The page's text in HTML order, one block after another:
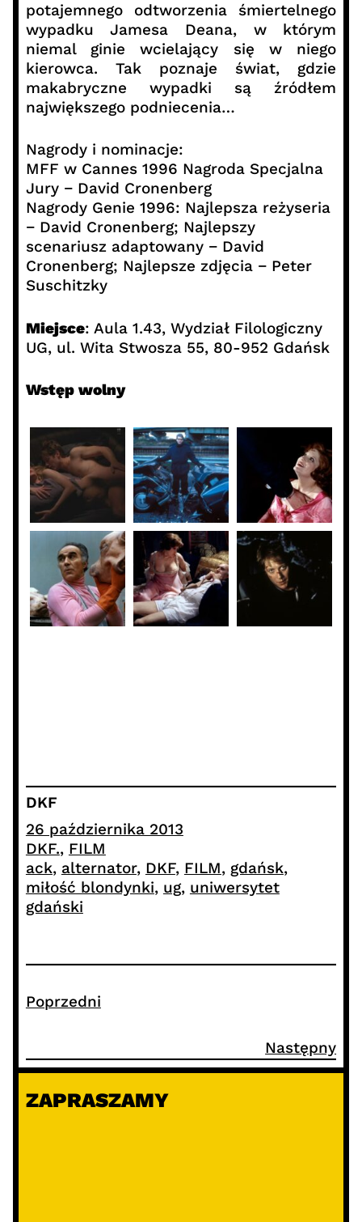
potajemnego odtworzenia śmiertelnego
wypadku Jamesa Deana, w którym
niemal ginie wcielający się w niego
kierowca. Tak poznaje świat, gdzie
makabryczne wypadki są źródłem
największego podniecenia…
Nagrody i nominacje:
MFF w Cannes 1996 Nagroda Specjalna
Jury − David Cronenberg
Nagrody Genie 1996: Najlepsza reżyseria
− David Cronenberg; Najlepszy
scenariusz adaptowany − David
Cronenberg; Najlepsze zdjęcia − Peter
Suschitzky
Miejsce: Aula 1.43, Wydział Filologiczny
UG, ul. Wita Stwosza 55, 80-952 Gdańsk
Wstęp wolny
DKF
26 października 2013
DKF., FILM
ack, alternator, DKF, FILM, gdańsk ,
miłość blondynki, ug, uniwersytet
gdański
Poprzedni
Następny
ZAPRASZAMY